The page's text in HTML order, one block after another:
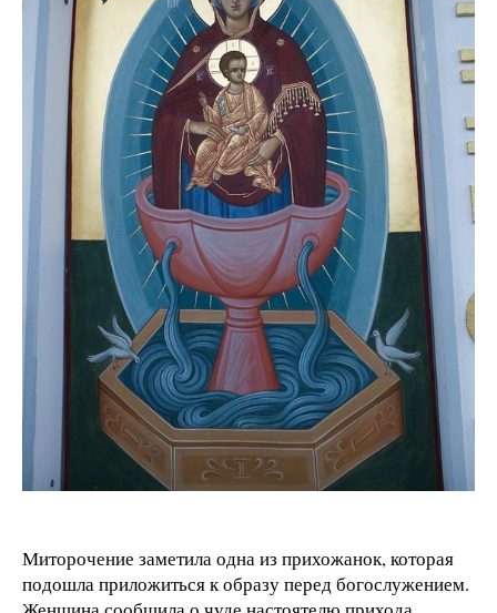
Миторочение заметила одна из прихожанок, которая
подошла приложиться к образу перед богослужением.